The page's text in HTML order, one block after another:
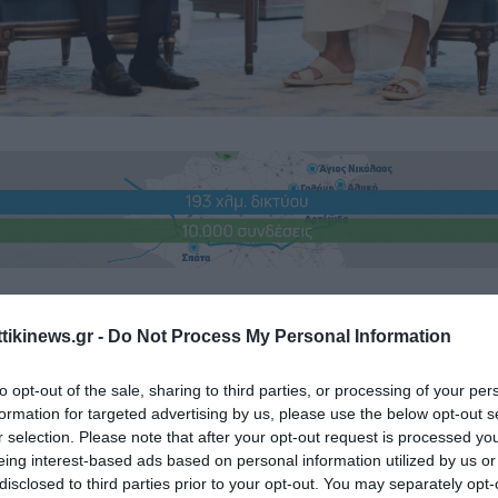
- Do Not Process My Personal Information
opt-out of the sale, sharing to third parties, or processing of your
for targeted advertising by us, please use the below opt-out
selection. Please note that after your opt-out request is processed
interest-based ads based on personal information utilized by us
to third parties prior to your opt-out. You may separately
επίσημη επίσκεψη στην Ελλάδα πραγματοποιεί ο Εμίρης του
πρωθυπουργού Κυριάκου Μητσοτάκη στην Ντόχα, συνάντηση κατά
είχε εκφράσει τη βούληση για ενίσχυση της συνεργασίας με
και επενδυτικό πεδίο.